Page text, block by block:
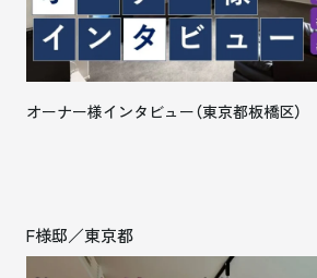
オーナー様インタビュー（東京都板橋区）
F様邸／東京都